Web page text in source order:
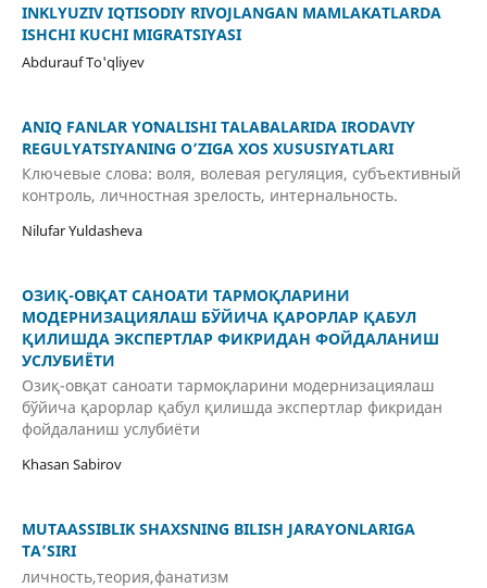
INKLYUZIV IQTISODIY RIVOJLANGAN MAMLAKATLARDA
ISHCHI KUCHI MIGRATSIYASI
Abdurauf To'qliyev
ANIQ FANLAR YOʻNALISHI TALABALARIDA IRODAVIY
REGULYATSIYANING O’ZIGA XOS XUSUSIYATLARI
Ключевые слова: воля, волевая регуляция, субъективный
контроль, личностная зрелость, интернальность.
Nilufar Yuldasheva
ОЗИҚ-ОВҚАТ САНОАТИ ТАРМОҚЛАРИНИ
МОДЕРНИЗАЦИЯЛАШ БЎЙИЧА ҚАРОРЛАР ҚАБУЛ
ҚИЛИШДА ЭКСПЕРТЛАР ФИКРИДАН ФОЙДАЛАНИШ
УСЛУБИЁТИ
Озиқ-овқат саноати тармоқларини модернизациялаш
бўйича қарорлар қабул қилишда экспертлар фикридан
фойдаланиш услубиёти
Khasan Sabirov
MUTAASSIBLIK SHAXSNING BILISH JARAYONLARIGA
TA’SIRI
личность,теория,фанатизм